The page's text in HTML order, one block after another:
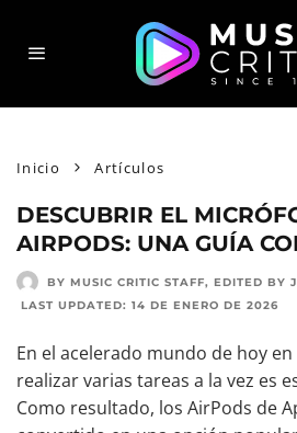
Inicio Artículos
DESCUBRIR EL
AIRPODS: UNA GUÍA
BY MUSIC CRITIC STAFF, EDITED BY
LAST UPDATED: 14 DE ENERO DE 2026
En el acelerado mundo de hoy
realizar varias tareas a la vez es
Como resultado, los AirPods de